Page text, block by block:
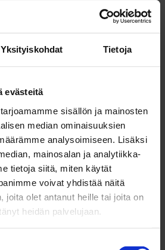
Yksityiskohdat Tietoja
evästeitä
sisällön ja mainosten
median ominaisuuksien
analysoimiseen. Lisäksi
mainosalan ja analytiikka-
tietoja siitä, miten käytät
voivat yhdistää näitä
joita olet antanut heille tai joita on
heidän palvelujaan.
ja ‑puhe­
on aikaa, jolloin jokai­sella
olla tavoit­ta­mat­to­
läheisten kanssa.
tulee mie­leesi loman
Kirjaa tärkeät muis­tet­
, näin sinun ei tar­vitse pitää
koko ajan.
pidät. Tut­ki­musten